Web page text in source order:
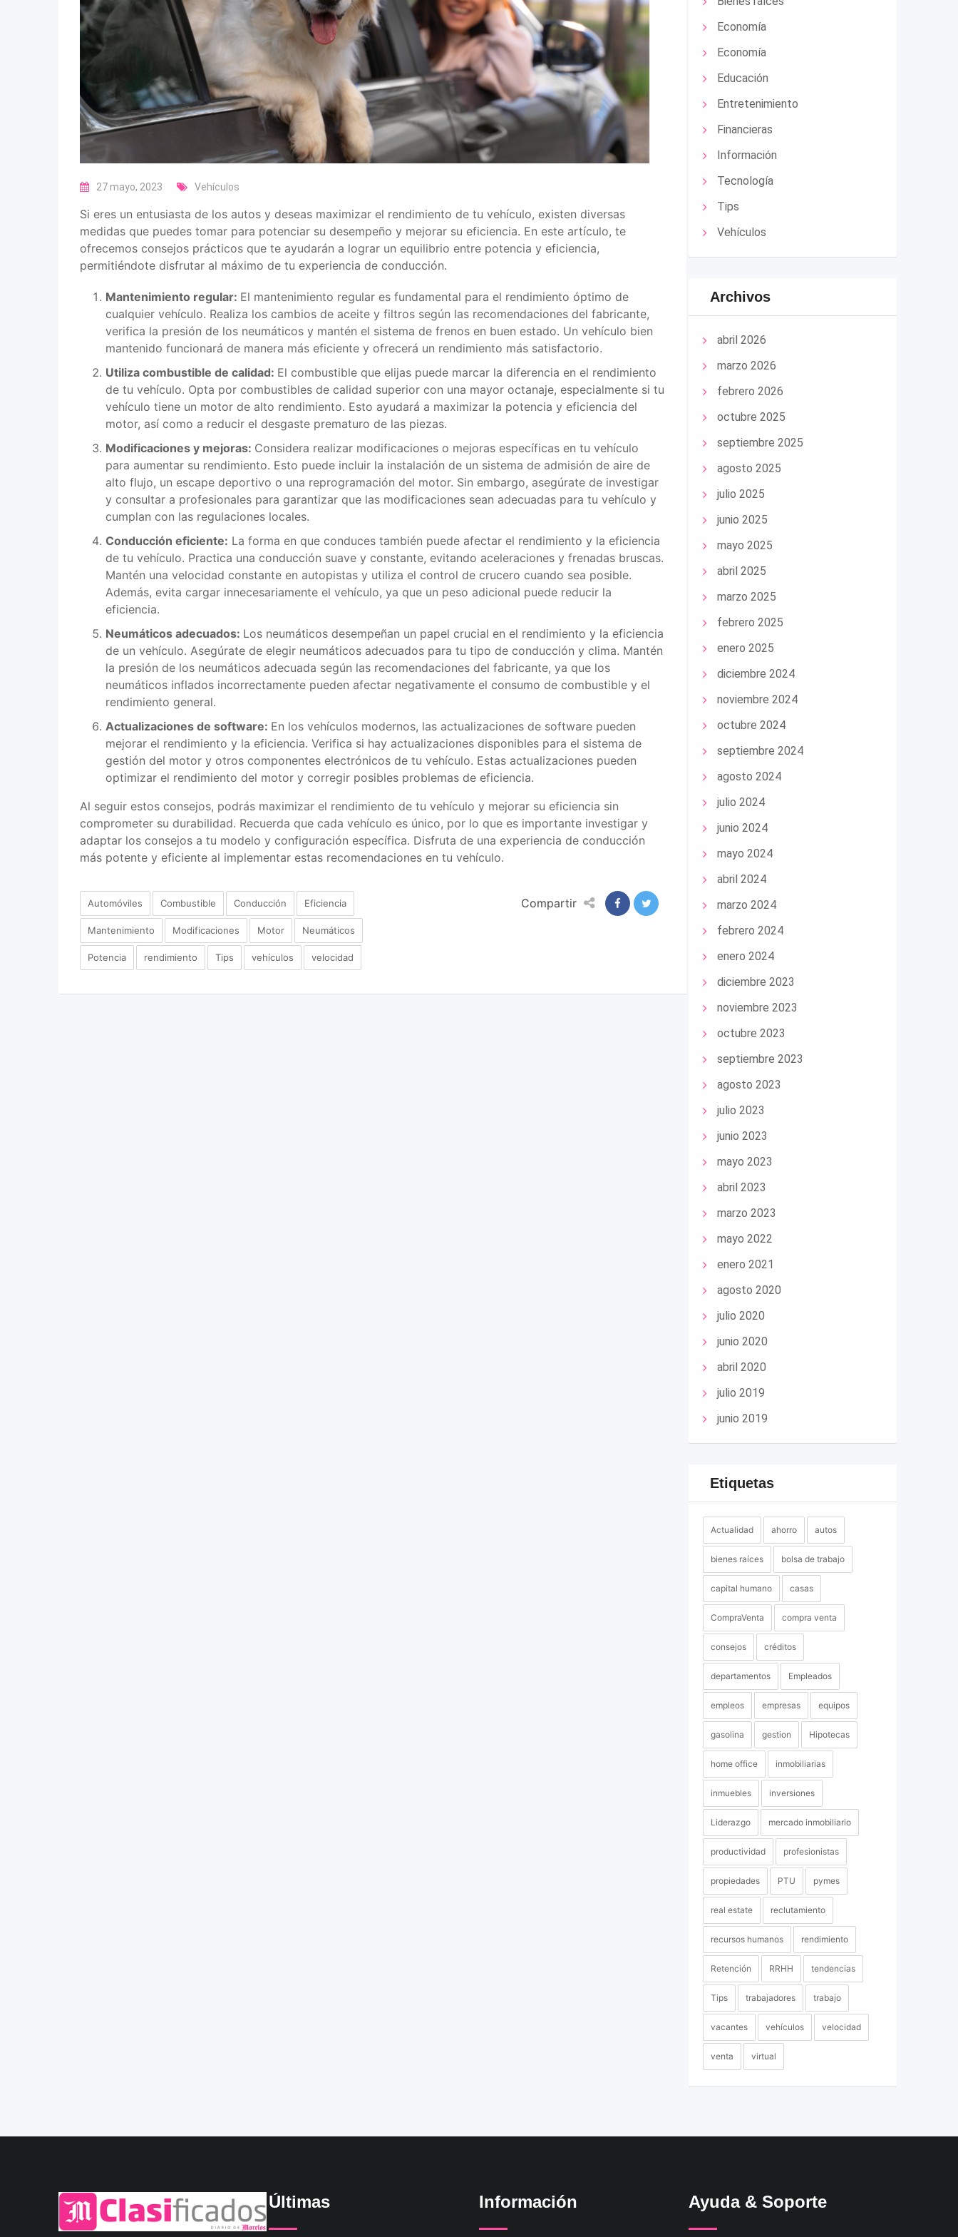
27 mayo, 2023 Vehículos
Si eres un entusiasta de los autos y deseas maximizar el rendimiento de tu vehículo, existen diversas
medidas que puedes tomar para potenciar su desempeño y mejorar su eficiencia. En este artículo, te
ofrecemos consejos prácticos que te ayudarán a lograr un equilibrio entre potencia y eficiencia,
permitiéndote disfrutar al máximo de tu experiencia de conducción.
Mantenimiento regular: El mantenimiento regular es fundamental para el rendimiento óptimo de
cualquier vehículo. Realiza los cambios de aceite y filtros según las recomendaciones del fabricante,
verifica la presión de los neumáticos y mantén el sistema de frenos en buen estado. Un vehículo bien
mantenido funcionará de manera más eficiente y ofrecerá un rendimiento más satisfactorio.
Utiliza combustible de calidad: El combustible que elijas puede marcar la diferencia en el rendimiento
de tu vehículo. Opta por combustibles de calidad superior con una mayor octanaje, especialmente si tu
vehículo tiene un motor de alto rendimiento. Esto ayudará a maximizar la potencia y eficiencia del
motor, así como a reducir el desgaste prematuro de las piezas.
Modificaciones y mejoras: Considera realizar modificaciones o mejoras específicas en tu vehículo
para aumentar su rendimiento. Esto puede incluir la instalación de un sistema de admisión de aire de
alto flujo, un escape deportivo o una reprogramación del motor. Sin embargo, asegúrate de investigar
y consultar a profesionales para garantizar que las modificaciones sean adecuadas para tu vehículo y
cumplan con las regulaciones locales.
Conducción eficiente: La forma en que conduces también puede afectar el rendimiento y la eficiencia
de tu vehículo. Practica una conducción suave y constante, evitando aceleraciones y frenadas bruscas.
Mantén una velocidad constante en autopistas y utiliza el control de crucero cuando sea posible.
Además, evita cargar innecesariamente el vehículo, ya que un peso adicional puede reducir la
eficiencia.
Neumáticos adecuados: Los neumáticos desempeñan un papel crucial en el rendimiento y la eficiencia
de un vehículo. Asegúrate de elegir neumáticos adecuados para tu tipo de conducción y clima. Mantén
la presión de los neumáticos adecuada según las recomendaciones del fabricante, ya que los
neumáticos inflados incorrectamente pueden afectar negativamente el consumo de combustible y el
rendimiento general.
Actualizaciones de software: En los vehículos modernos, las actualizaciones de software pueden
mejorar el rendimiento y la eficiencia. Verifica si hay actualizaciones disponibles para el sistema de
gestión del motor y otros componentes electrónicos de tu vehículo. Estas actualizaciones pueden
optimizar el rendimiento del motor y corregir posibles problemas de eficiencia.
Al seguir estos consejos, podrás maximizar el rendimiento de tu vehículo y mejorar su eficiencia sin
comprometer su durabilidad. Recuerda que cada vehículo es único, por lo que es importante investigar y
adaptar los consejos a tu modelo y configuración específica. Disfruta de una experiencia de conducción
más potente y eficiente al implementar estas recomendaciones en tu vehículo.
Automóviles Combustible Conducción Eficiencia
Mantenimiento Modificaciones Motor Neumáticos
Potencia rendimiento Tips vehículos velocidad
Compartir
Economía
Economía
Educación
Entretenimiento
Financieras
Información
Tecnología
Tips
Vehículos
Archivos
abril 2026
marzo 2026
febrero 2026
octubre 2025
septiembre 2025
agosto 2025
julio 2025
junio 2025
mayo 2025
abril 2025
marzo 2025
febrero 2025
enero 2025
diciembre 2024
noviembre 2024
octubre 2024
septiembre 2024
agosto 2024
julio 2024
junio 2024
mayo 2024
abril 2024
marzo 2024
febrero 2024
enero 2024
diciembre 2023
noviembre 2023
octubre 2023
septiembre 2023
agosto 2023
julio 2023
junio 2023
mayo 2023
abril 2023
marzo 2023
mayo 2022
enero 2021
agosto 2020
julio 2020
junio 2020
abril 2020
julio 2019
junio 2019
Etiquetas
Actualidad ahorro autos
bienes raíces bolsa de trabajo
capital humano casas
CompraVenta compra venta
consejos créditos
departamentos Empleados
empleos empresas equipos
gasolina gestion Hipotecas
home office inmobiliarias
inmuebles inversiones
Liderazgo mercado inmobiliario
productividad profesionistas
propiedades PTU pymes
real estate reclutamiento
recursos humanos rendimiento
Retención RRHH tendencias
Tips trabajadores trabajo
vacantes vehículos velocidad
venta virtual
Últimas Información Ayuda & Soporte